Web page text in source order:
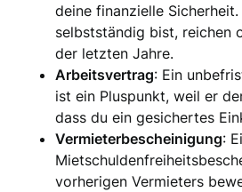
deine finanzielle Sicherheit.
selbstständig bist, reichen
der letzten Jahre.
Arbeitsvertrag: Ein
ist ein Pluspunkt, weil er
dass du ein gesichertes
Vermieterbescheinigung:
vorherigen Vermieters